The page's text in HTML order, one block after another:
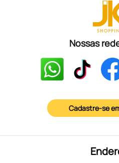
Nossas
Cadastre-se